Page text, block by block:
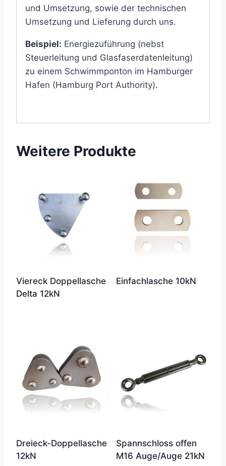
und Umsetzung, sowie der technischen
Umsetzung und Lieferung durch uns.
Beispiel: Energiezuführung (nebst
Steuerleitung und Glasfaserdatenleitung)
zu einem Schwimmponton im Hamburger
Hafen (Hamburg Port Authority).
Weitere Produkte
Viereck Doppellasche
Delta 12kN
Einfachlasche 10kN
Dreieck-Doppellasche
12kN
Spannschloss offen
M16 Auge/Auge 21kN